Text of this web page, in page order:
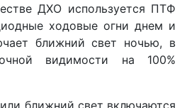
ДХО используется ПТФ
ходовые огни днем и
ближний свет ночью, в
видимости на 100%
ближний свет включаются